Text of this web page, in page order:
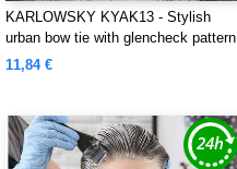
KARLOWSKY KYAK13 - Stylish
urban bow tie with glencheck pattern
11,84 €